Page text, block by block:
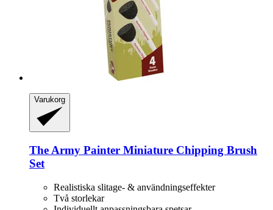
Varukorg
The Army Painter Miniature Chipping Brush
Set
Realistiska slitage- & användningseffekter
Två storlekar